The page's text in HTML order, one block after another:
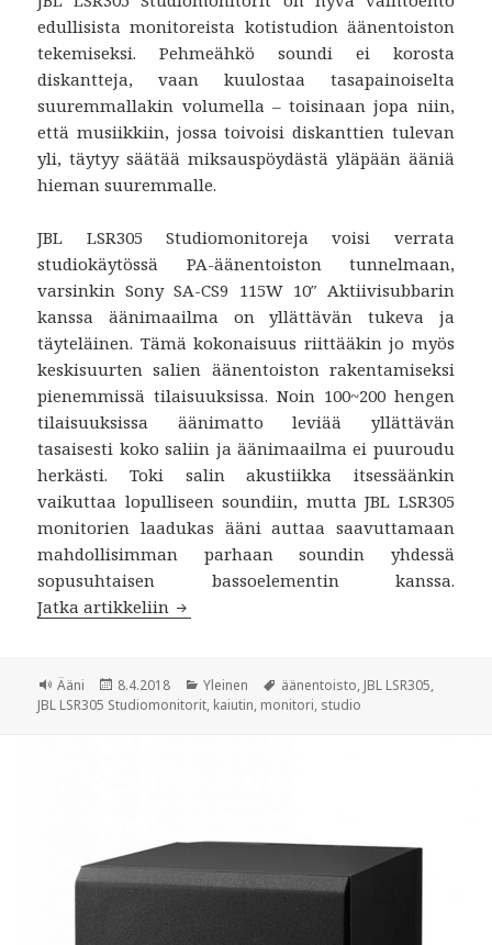
edullisista monitoreista kotistudion äänentoiston
tekemiseksi. Pehmeähkö soundi ei korosta
diskantteja, vaan kuulostaa tasapainoiselta
suuremmallakin volumella – toisinaan jopa niin,
että musiikkiin, jossa toivoisi diskanttien tulevan
yli, täytyy säätää miksauspöydästä yläpään ääniä
hieman suuremmalle.
JBL LSR305 Studiomonitoreja voisi verrata
studiokäytössä PA-äänentoiston tunnelmaan,
varsinkin Sony SA-CS9 115W 10″ Aktiivisubbarin
kanssa äänimaailma on yllättävän tukeva ja
täyteläinen. Tämä kokonaisuus riittääkin jo myös
keskisuurten salien äänentoiston rakentamiseksi
pienemmissä tilaisuuksissa. Noin 100~200 hengen
tilaisuuksissa äänimatto leviää yllättävän
tasaisesti koko saliin ja äänimaailma ei puuroudu
herkästi. Toki salin akustiikka itsessäänkin
vaikuttaa lopulliseen soundiin, mutta JBL LSR305
monitorien laadukas ääni auttaa saavuttamaan
mahdollisimman parhaan soundin yhdessä
sopusuhtaisen bassoelementin kanssa.
Jatka artikkeliin JBL LSR305 Studiomonitorit
Muoto
Ääni Julkaistu
8.4.2018 Kategoriat
Yleinen Avainsanat
äänentoisto, JBL LSR305,
JBL LSR305 Studiomonitorit, kaiutin, monitori, studio